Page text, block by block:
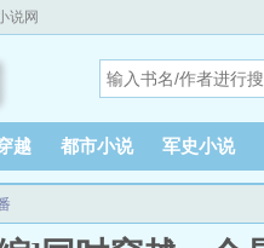
说网
越 都市小说 军史小说